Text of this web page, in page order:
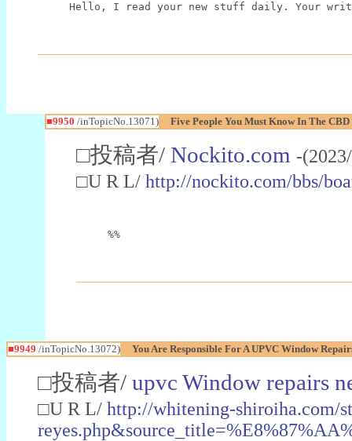
Hello, I read your new stuff daily. Your
■9950 /inTopicNo.13071) Five People You Must Know In The
□投稿者/ Nockito.com -
□U R L/ http://nockito.com/bbs/
%%
■9949 /inTopicNo.13072) You Are Responsible For A UPVC Window
□投稿者/ upvc Window repairs
□U R L/ http://whitening-shiroiha.com/